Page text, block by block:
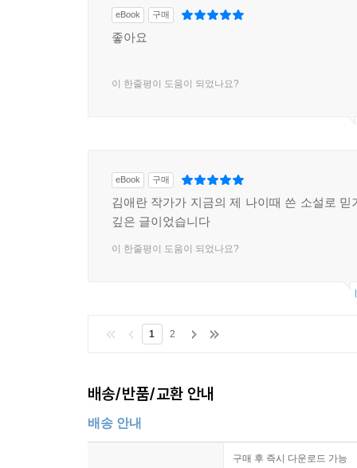
참으로 팍팍하고 힘겨운 삶이지만 그럼에도 여
김애란은 이 매력적인 작품으로 이러한 희망들
eBook 구매
좋아요
이 한줄평이 도움이 되었나요?
eBook 구매
김애란 작가가 지금의 제 나이때 쓴 소설로 믿
깊은 글이었습니다
이 한줄평이 도움이 되었나요?
1 2
배송/반품/교환 안내
배송 안내
구매 후 즉시 다운로드 가능